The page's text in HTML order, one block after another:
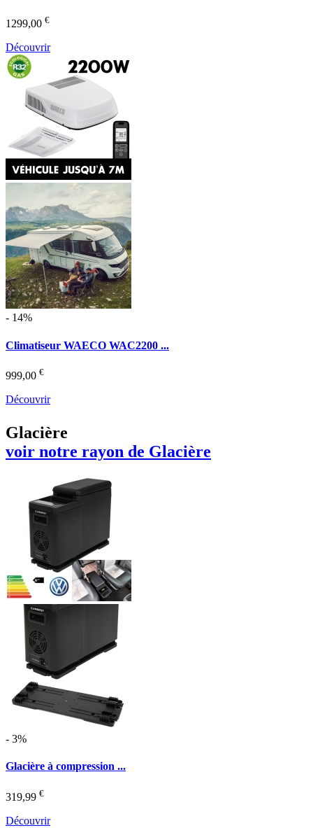
1299,00 €
Découvrir
- 14%
Climatiseur WAECO WAC2200 ...
999,00 €
Découvrir
Glacière
voir notre rayon de Glacière
- 3%
Glacière à compression ...
319,99 €
Découvrir